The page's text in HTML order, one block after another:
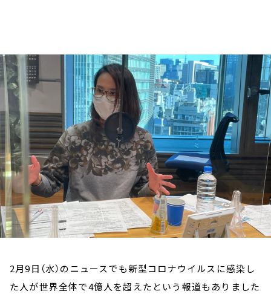
お知らせ
イベント・グッズ
YouTube
会社情報
2月9日（水）のニュースでも新型コロナウイルスに感染し
た人が世界全体で4億人を超えたという報道もありました